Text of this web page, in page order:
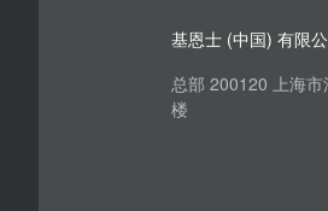
基恩士 (中国) 有限
总部 200120 上海
楼